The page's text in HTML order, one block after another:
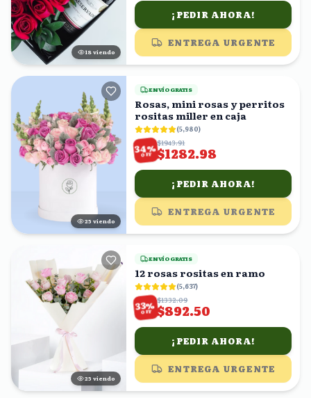
17 viendo
¡PEDIR AHORA!
ENTREGA URGENTE
24 viendo
ENVÍO GRATIS
Rosas, mini rosas y perritos
rositas miller en caja
(5,980)
34%
OFF
$1943.91
$1282.98
¡PEDIR AHORA!
ENTREGA URGENTE
25 viendo
ENVÍO GRATIS
12 rosas rositas en ramo
(5,637)
33%
OFF
$1332.09
$892.50
¡PEDIR AHORA!
ENTREGA URGENTE